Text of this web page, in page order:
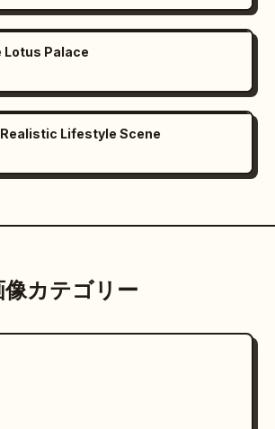
Lotus Palace
Lifestyle Scene
カテゴリー